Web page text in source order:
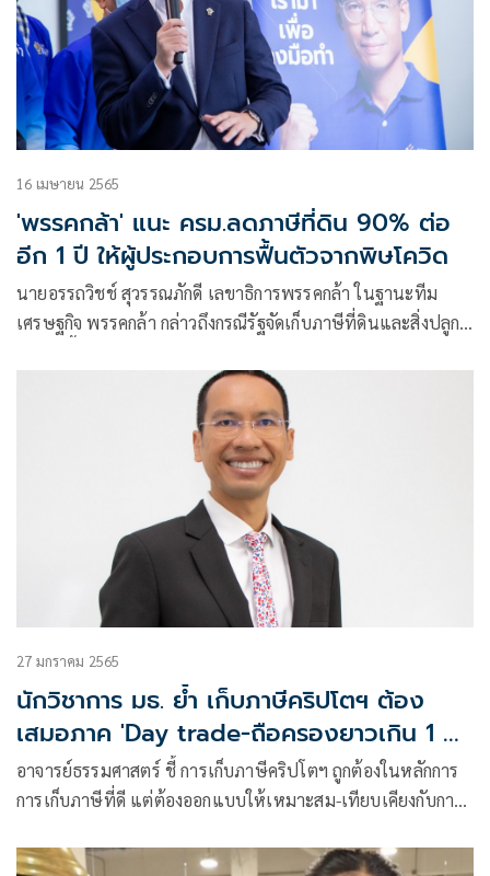
16 เมษายน 2565
'พรรคกล้า' แนะ ครม.ลดภาษีที่ดิน 90% ต่อ
อีก 1 ปี ให้ผู้ประกอบการฟื้นตัวจากพิษโควิด
นายอรรถวิชช์ สุวรรณภักดี เลขาธิการพรรคกล้า ในฐานะทีม
เศรษฐกิจ พรรคกล้า กล่าวถึงกรณีรัฐจัดเก็บภาษีที่ดินและสิ่งปลูก
27 มกราคม 2565
นักวิชาการ มธ. ย้ำ เก็บภาษีคริปโตฯ ต้อง
เสมอภาค 'Day trade-ถือครองยาวเกิน 1 ปี'
อาจจัดเก็บในอัตราที่ต่างกัน
อาจารย์ธรรมศาสตร์ ชี้ การเก็บภาษีคริปโตฯ ถูกต้องในหลักการ
การเก็บภาษีที่ดี แต่ต้องออกแบบให้เหมาะสม-เทียบเคียงกับการ
ระบุอาจจะต้องพิจารณาอัตราที่จัดเก็บระหว่าง “Day trade และ